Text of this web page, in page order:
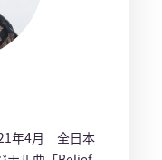
年4月 全日本